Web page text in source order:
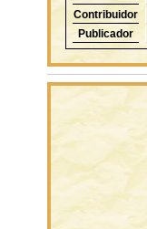
Contribuidor
Publicador